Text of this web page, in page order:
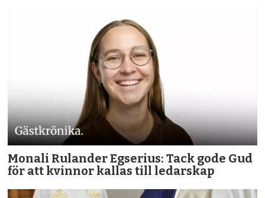
Monali Rulander Egserius: Tack gode Gud
för att kvinnor kallas till ledarskap